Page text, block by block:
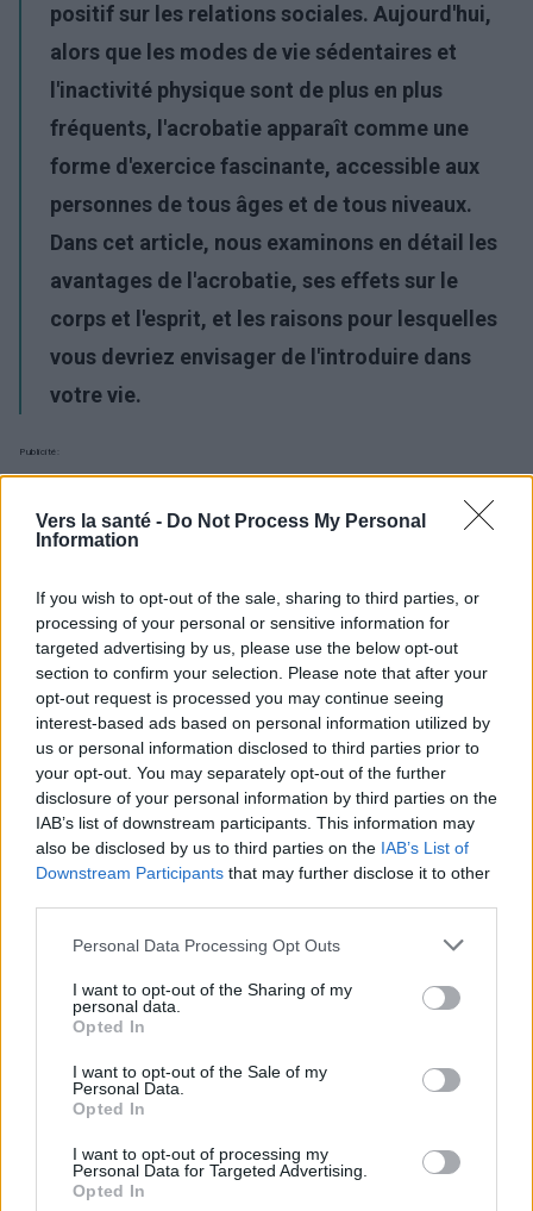
Vers la santé - Do Not Process My Personal
Information
If you wish to opt-out of the sale, sharing to third parties, or
processing of your personal or sensitive information for
targeted advertising by us, please use the below opt-out
section to confirm your selection. Please note that after your
opt-out request is processed you may continue seeing
interest-based ads based on personal information utilized by
us or personal information disclosed to third parties prior to
your opt-out. You may separately opt-out of the further
disclosure of your personal information by third parties on the
IAB’s list of downstream participants. This information may
also be disclosed by us to third parties on the IAB’s List of
Downstream Participants that may further disclose it to other
Please note that this website/app uses one or more Google
not limited to your visit or usage behaviour. You may click to
grant or deny consent to Google and its third-party tags to
use your data for below specified purposes in below Google
consent section.
Personal Data Processing Opt Outs
I want to opt-out of the Sharing of my
personal data.
Opted In
I want to opt-out of the Sale of my
Personal Data.
Opted In
I want to opt-out of processing my
Personal Data for Targeted Advertising.
Opted In
positif sur les relations sociales. Aujourd'hui,
alors que les modes de vie sédentaires et
l'inactivité physique sont de plus en plus
fréquents, l'acrobatie apparaît comme une
forme d'exercice fascinante, accessible aux
personnes de tous âges et de tous niveaux.
Dans cet article, nous examinons en détail les
avantages de l'acrobatie, ses effets sur le
corps et l'esprit, et les raisons pour lesquelles
vous devriez envisager de l'introduire dans
votre vie.
Publicité:
nous sur
News
Sujets Acrobatie
Développement des compétences Effets à long terme